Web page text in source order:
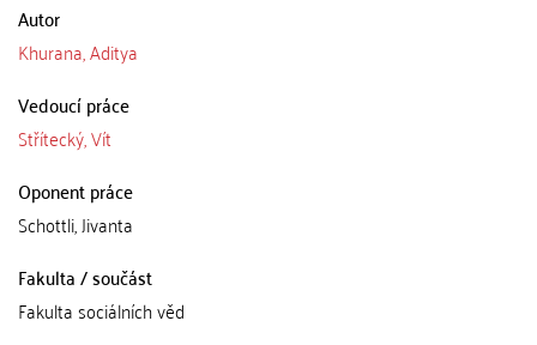
Autor
Khurana, Aditya
Vedoucí práce
Střítecký, Vít
Oponent práce
Schottli, Jivanta
Fakulta / součást
Fakulta sociálních věd